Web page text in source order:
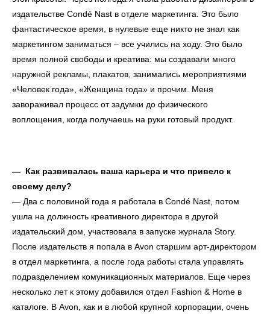
издательстве Condé Nast в отделе маркетинга. Это было
фантастическое время, в нулевые еще никто не знал как
маркетингом заниматься – все учились на ходу. Это было
время полной свободы и креатива: мы создавали много
наружной рекламы, плакатов, занимались мероприятиями
«Человек года», «Женщина года» и прочим. Меня
завораживал процесс от задумки до физического
воплощения, когда получаешь на руки готовый продукт.
— Как развивалась ваша карьера и что привело к
своему делу?
— Два с половиной года я работала в Condé Nast, потом
ушла на должность креативного директора в другой
издательский дом, участвовала в запуске журнала Story.
После издательств я попала в Avon старшим арт-директором
в отдел маркетинга, а после года работы стала управлять
подразделением комуникационных материалов. Еще через
несколько лет к этому добавился отдел Fashion & Home в
каталоге. В Avon, как и в любой крупной корпорации, очень